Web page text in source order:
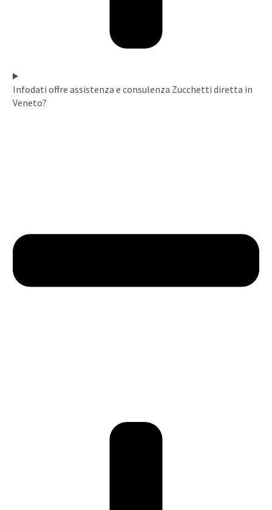
Infodati offre assistenza e consulenza Zucchetti diretta in
Veneto?